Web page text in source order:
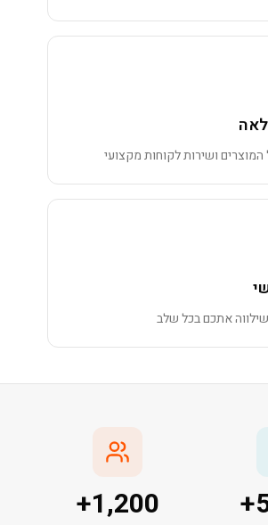
ושירות לקוחות מקצועי
אתכם בכל שלב
+
1,200
+